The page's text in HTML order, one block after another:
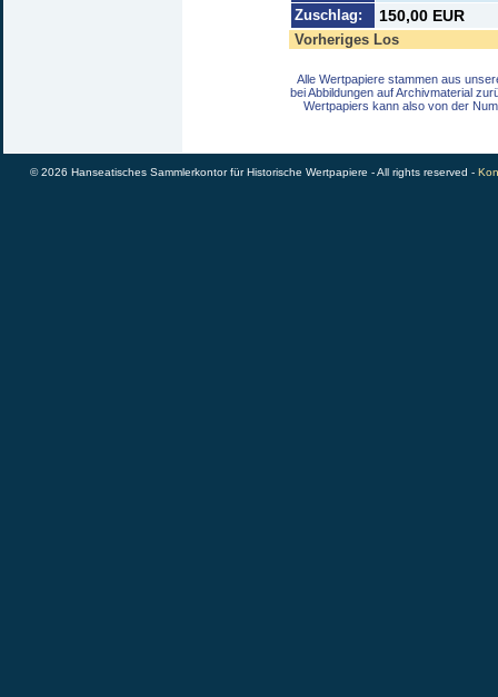
Zuschlag: 150,00 EUR
Vorheriges Los
Alle Wertpapiere stammen aus
bei Abbildungen auf Archivmaterial
Wertpapiers kann also von der
© 2026 Hanseatisches Sammlerkontor für Historische Wertpapiere - All rights reserved -